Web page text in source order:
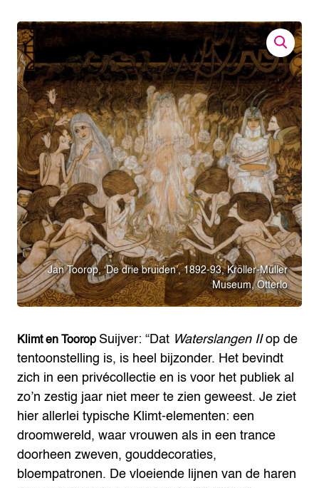
Jan Toorop, ‘De drie bruiden’, 1892-93, Kröller-Müller
Museum, Otterlo
Klimt en TooropSuijver: “Dat Waterslangen IIop de
tentoonstelling is, is heel bijzonder. Het bevindt
zich in een privécollectie en is voor het publiek al
zo’n zestig jaar niet meer te zien geweest. Je ziet
hier allerlei typische Klimt-elementen: een
droomwereld, waar vrouwen als in een trance
doorheen zweven, gouddecoraties,
bloempatronen. De vloeiende lijnen van de haren